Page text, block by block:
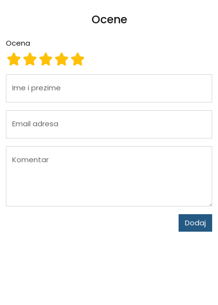
Ocene
Ocena
Ocena 5
Ocena 4
Ocena 3
Ocena 2
Ocena 1
Ime i prezime
Email adresa
Komentar
Dodaj